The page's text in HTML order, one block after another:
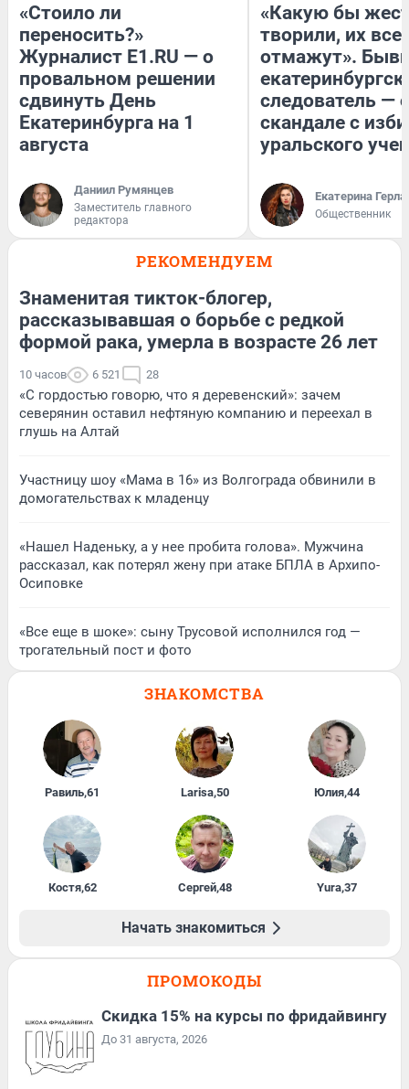
«Стоило ли
переносить?»
Журналист E1.RU — о
провальном решении
сдвинуть День
Екатеринбурга на 1
августа
Даниил Румянцев
Заместитель главного
редактора
«Какую бы
творили, их
отмажут».
следователь —
скандале с
уральского
Екатерина
Общественник
РЕКОМЕНДУЕМ
Знаменитая тикток-блогер,
рассказывавшая о борьбе с редкой
формой рака, умерла в возрасте 26 лет
10 часов 6 521 28
«С гордостью говорю, что я деревенский»: зачем
северянин оставил нефтяную компанию и переехал в
глушь на Алтай
Участницу шоу «Мама в 16» из Волгограда обвинили в
домогательствах к младенцу
«Нашел Наденьку, а у нее пробита голова». Мужчина
рассказал, как потерял жену при атаке БПЛА в Архипо-
Осиповке
«Все еще в шоке»: сыну Трусовой исполнился год —
трогательный пост и фото
ЗНАКОМСТВА
Равиль,61 Larisa,50 Юлия,44
Костя,62 Сергей,48 Yura,37
Начать знакомиться
ПРОМОКОДЫ
Скидка 15% на курсы по фридайвингу
До 31 августа, 2026